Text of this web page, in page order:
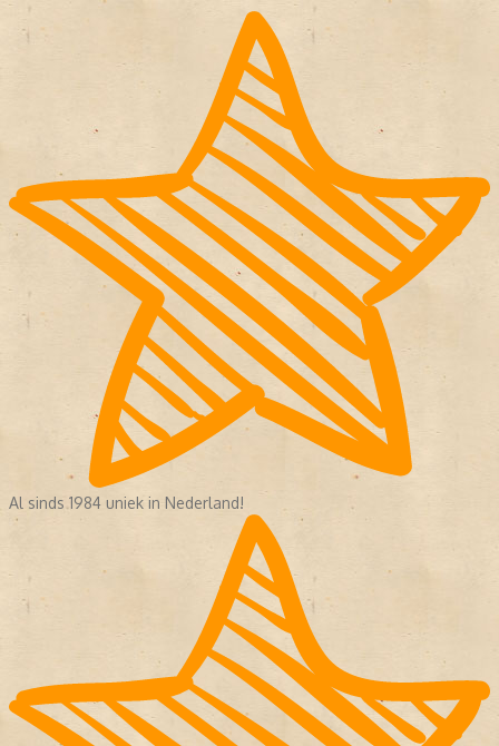
Al sinds 1984 uniek in Nederland!